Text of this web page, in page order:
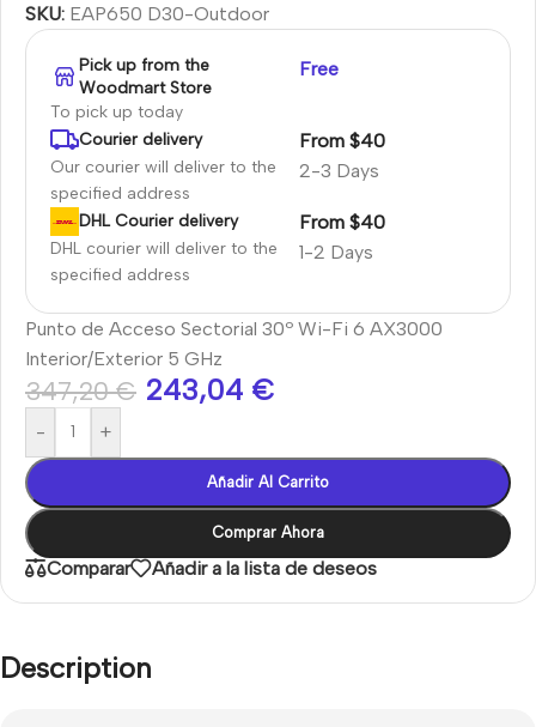
SKU: EAP650 D30-Outdoor
Pick up from the
Woodmart Store
To pick up today
Free
Courier delivery
Our courier will deliver to the
specified address
2-3 Days
From $40
DHL Courier delivery
DHL courier will deliver to the
specified address
1-2 Days
From $40
Punto de Acceso Sectorial 30º Wi-Fi 6 AX3000
Interior/Exterior 5 GHz
347,20€ 243,04 €
- +
Añadir Al Carrito
Comprar Ahora
Comparar Añadir a la lista de deseos
Description